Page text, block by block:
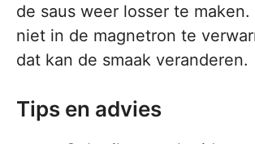
de saus weer losser te maken.
niet in de magnetron te
dat kan de smaak veranderen.
Tips en advies